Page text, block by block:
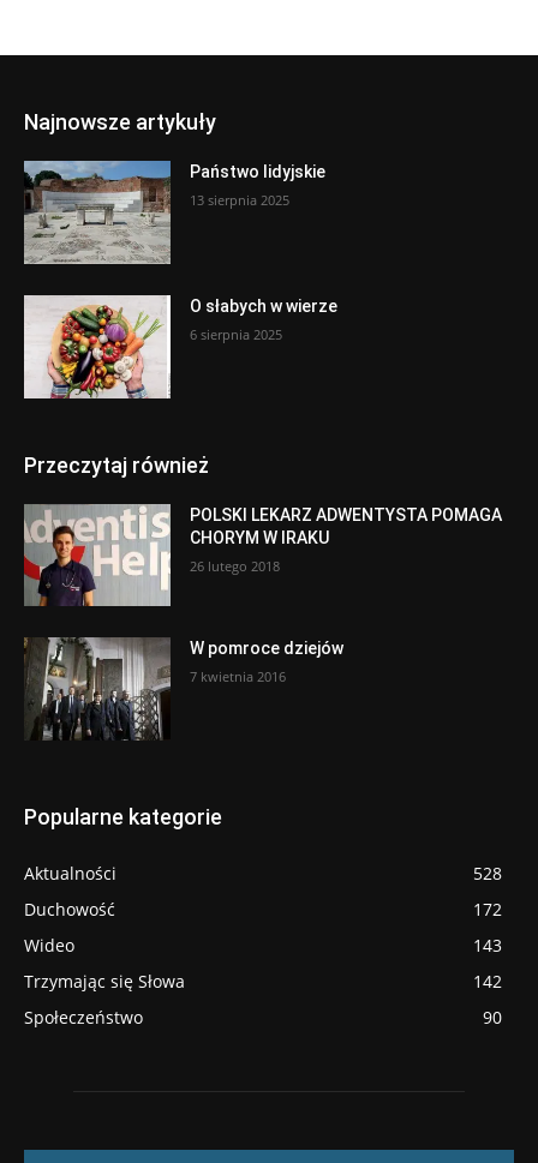
Najnowsze artykuły
Państwo lidyjskie
13 sierpnia 2025
O słabych w wierze
6 sierpnia 2025
Przeczytaj również
POLSKI LEKARZ ADWENTYSTA POMAGA
CHORYM W IRAKU
26 lutego 2018
W pomroce dziejów
7 kwietnia 2016
Popularne kategorie
Aktualności
528
Duchowość
172
Wideo
143
Trzymając się Słowa
142
Społeczeństwo
90